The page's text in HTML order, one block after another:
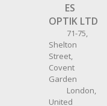
ES
OPTIK LTD
71-75,
Shelton
Street,
Covent
Garden
London,
United